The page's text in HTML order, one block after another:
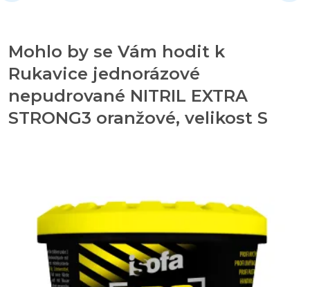
Mohlo by se Vám hodit k
Rukavice jednorázové
nepudrované NITRIL EXTRA
STRONG3 oranžové, velikost S